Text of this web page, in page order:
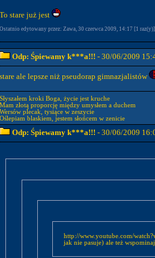
To stare już jest
Ostatnio edytowany przez: Zawa, 30 czerwca 2009, 14:17 [1 raz(y)]
Odp: Śpiewamy k***a!!! - 30/06/2009
stare ale lepsze niż pseudorap gimnazjalistów
Słyszałem kroki Boga, życie jest kruche
Mam złotą proporcję między umysłem a duchem
Wersów plecak, tysiące w zeszycie
Oślepiam blaskiem, jestem słońcem w zenicie
Odp: Śpiewamy k***a!!! - 30/06/2009
http://www.youtube.com/
jak nie pasuje) ale też